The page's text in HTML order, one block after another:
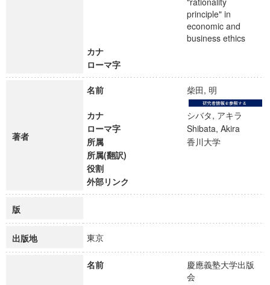
principle" in
economic and
business ethics
カナ
ローマ字
著者
名前 柴田, 明
カナ
シバタ, アキラ
ローマ字
Shibata, Akira
所属
香川大学
所属(翻訳)
役割
外部リンク
版
出版地 東京
名前
慶應義塾大学出版
会